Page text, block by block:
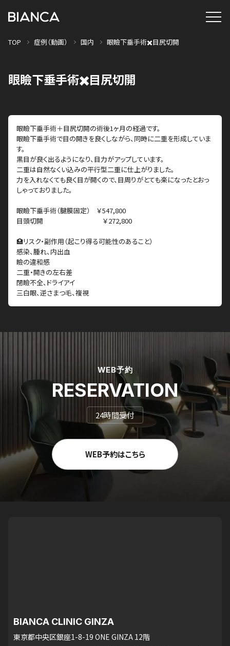
TOP 症例（動画） 国内 眼瞼下垂手術✖️目尻切開
眼瞼下垂手術✖️目尻切開
眼瞼下垂手術＋目尻切開の術後1ヶ月の経過です。
眼瞼下垂手術で目の開きを良くしながら、同時に二重を形成していま
す。
黒目が良く出るようになり、目力がアップしています。
二重は自然なくい込みの平行型二重に仕上がりました。
力を入れなくても良く目が開くので、目周りがとても楽になったとおっ
しゃっておりました。
眼瞼下垂手術（腱膜固定） ￥547,800
目頭切開 ￥272,800
🏥リスク・副作用（起こり得る可能性のあること）
感染、腫れ、内出血
瞼の違和感
二重・開きの左右差
閉瞼不全、ドライアイ
三白眼、逆さまつ毛、複視
WEB予約
RESERVATION
24時間受付
WEB予約はこちら
BIANCA CLINIC GINZA
東京都中央区銀座1-8-19 ONE GINZA 12階